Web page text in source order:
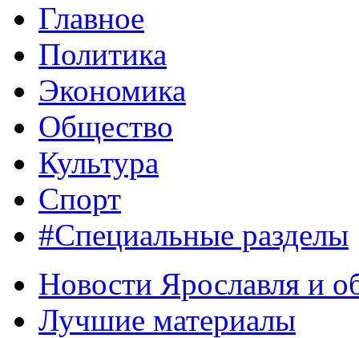
Главное
Политика
Экономика
Общество
Культура
Спорт
#Специальные разделы
Новости Ярославля и
Лучшие материалы